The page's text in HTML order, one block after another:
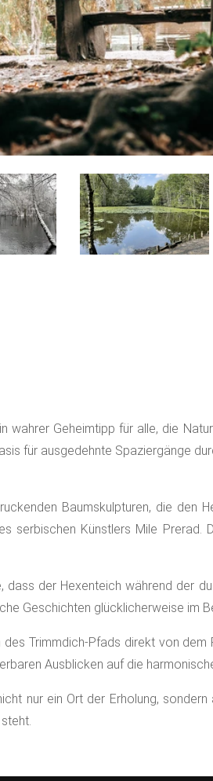
wahrer Geheimtipp für alle, die
für ausgedehnte Spaziergänge
Baumskulpturen, die den
serbischen Künstlers Mile
dass der Hexenteich während der
Geschichten glücklicherweise im
Trimmdich-Pfads direkt von
Ausblicken auf die
nur ein Ort der Erholung,